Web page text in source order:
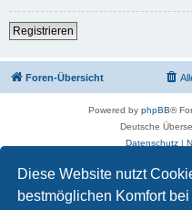
Diese Website nutzt
bestmöglichen Komfort
Registrieren
Foren-Übersicht
Powered by phpBB®
Deutsche
Datenschutz|